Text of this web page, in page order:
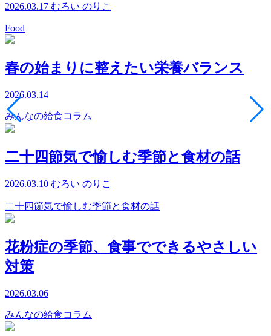
2026.03.17 むろい のりこ
Food
春の始まりに整えたい栄養バランス
2026.03.14
みんなの給食コラム
二十四節気で愉しむ季節と食材の話
2026.03.10 むろい のりこ
二十四節気で愉しむ季節と食材の話
花粉症の季節、食事でできるやさしい
対策
2026.03.06
みんなの給食コラム